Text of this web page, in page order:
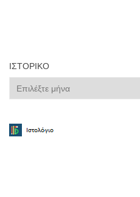
ΙΣΤΟΡΙΚΌ
Ιστορικό